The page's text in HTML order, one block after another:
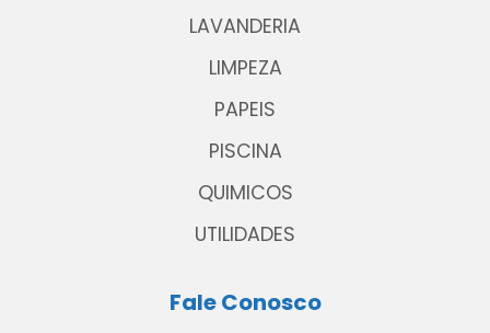
LAVANDERIA
LIMPEZA
PAPEIS
PISCINA
QUIMICOS
UTILIDADES
Fale Conosco